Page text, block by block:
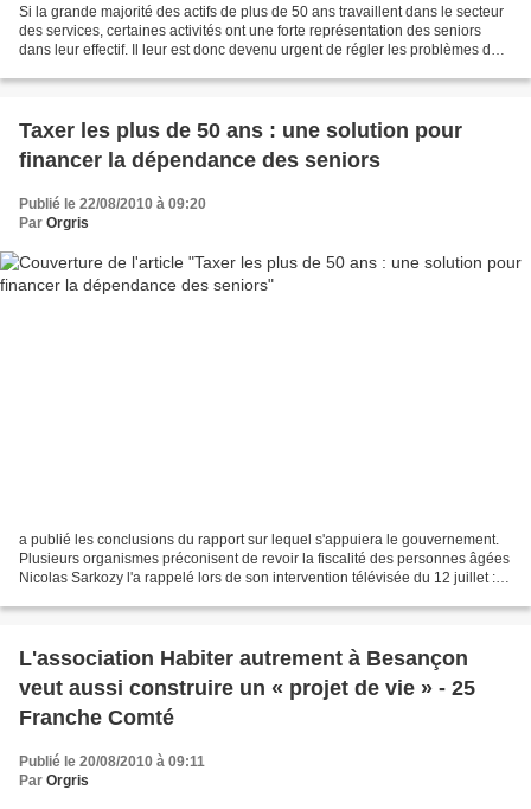
Si la grande majorité des actifs de plus de 50 ans travaillent dans le secteur
des services, certaines activités ont une forte représentation des seniors
dans leur effectif. Il leur est donc devenu urgent de régler les problèmes de
Taxer les plus de 50 ans : une solution pour
financer la dépendance des seniors
Publié le 22/08/2010 à 09:20
Par Orgris
a publié les conclusions du rapport sur lequel s'appuiera le gouvernement.
Plusieurs organismes préconisent de revoir la fiscalité des personnes âgées
Nicolas Sarkozy l'a rappelé lors de son intervention télévisée du 12 juillet :
L'association Habiter autrement à Besançon
veut aussi construire un « projet de vie » - 25
Franche Comté
Publié le 20/08/2010 à 09:11
Par Orgris